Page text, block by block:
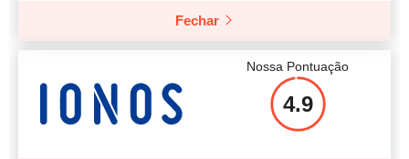
Fechar
Nossa Pontuação
4.9